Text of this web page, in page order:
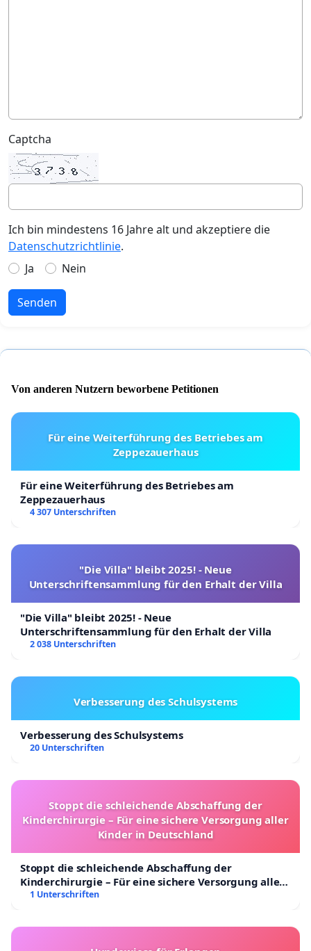
Captcha
Ich bin mindestens 16 Jahre alt und akzeptiere die
Datenschutzrichtlinie.
Ja
Nein
Senden
Von anderen Nutzern beworbene Petitionen
Für eine Weiterführung des Betriebes am
Zeppezauerhaus
Für eine Weiterführung des Betriebes am
Zeppezauerhaus
4 307 Unterschriften
"Die Villa" bleibt 2025! - Neue
Unterschriftensammlung für den Erhalt der Villa
"Die Villa" bleibt 2025! - Neue
Unterschriftensammlung für den Erhalt der Villa
2 038 Unterschriften
Verbesserung des Schulsystems
Verbesserung des Schulsystems
20 Unterschriften
Stoppt die schleichende Abschaffung der
Kinderchirurgie – Für eine sichere Versorgung aller
Kinder in Deutschland
Stoppt die schleichende Abschaffung der
Kinderchirurgie – Für eine sichere Versorgung aller
Kinder in Deutschland
1 Unterschriften